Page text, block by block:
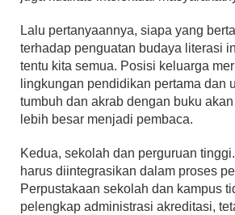
Lalu pertanyaannya, siapa yang
terhadap penguatan budaya literasi
tentu kita semua. Posisi keluarga
lingkungan pendidikan pertama dan
tumbuh dan akrab dengan buku
lebih besar menjadi pembaca.
Kedua, sekolah dan perguruan
harus diintegrasikan dalam proses
Perpustakaan sekolah dan kampus
pelengkap administrasi akreditasi,